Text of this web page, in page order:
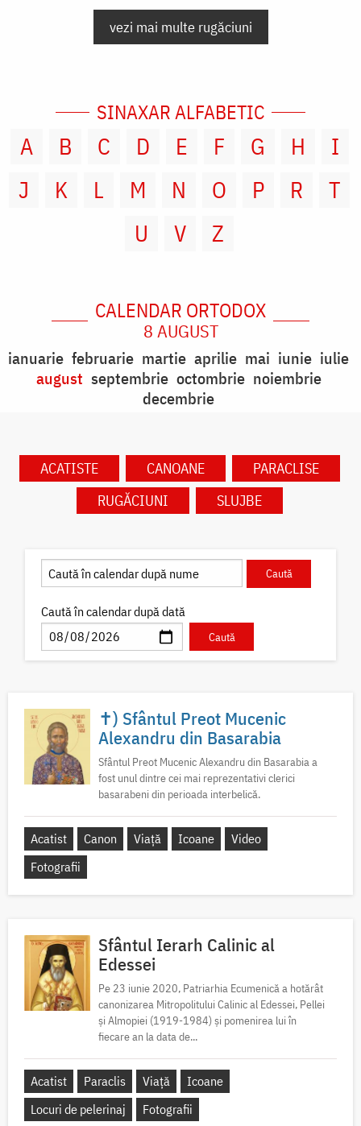
vezi mai multe rugăciuni
SINAXAR ALFABETIC
A B C D E F G H
I
J
K L M N O P R
T
U
V Z
CALENDAR ORTODOX
8 AUGUST
ianuarie februarie martie aprilie mai iunie iulie
august septembrie octombrie noiembrie
decembrie
ACATISTE CANOANE
PARACLISE
RUGĂCIUNI
SLUJBE
Caută în calendar după dată
✝) Sfântul Preot Mucenic
Alexandru din Basarabia
Sfântul Preot Mucenic Alexandru din Basarabia a
fost unul dintre cei mai reprezentativi clerici
basarabeni din perioada interbelică.
Acatist Canon Viață Icoane
Video
Fotografii
Sfântul Ierarh Calinic al
Edessei
Pe 23 iunie 2020, Patriarhia Ecumenică a hotărât
canonizarea Mitropolitului Calinic al Edessei, Pellei
și Almopiei (1919-1984) și pomenirea lui în
fiecare an la data de...
Acatist Paraclis Viață
Icoane
Locuri de pelerinaj
Fotografii